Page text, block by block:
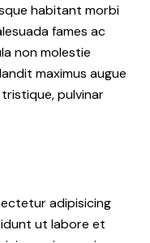
habitant morbi
fames ac
non molestie
maximus augue
pulvinar
adipisicing
ut labore et